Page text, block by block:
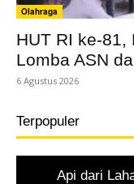
Olahraga
HUT RI ke-81,
Lomba ASN
6 Agustus 2026
Terpopuler
Api dari